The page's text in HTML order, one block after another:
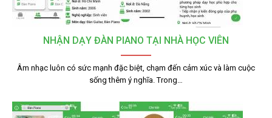
NHẬN DẠY ĐÀN PIANO TẠI NHÀ HỌC VIÊN
Âm nhạc luôn có sức mạnh đặc biệt, chạm đến cảm xúc và làm cuộc
sống thêm ý nghĩa. Trong…